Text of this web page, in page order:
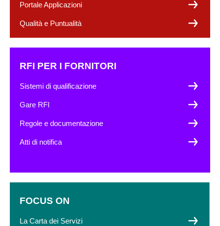
Portale Applicazioni
Qualità e Puntualità
RFI PER I FORNITORI
Sistemi di qualificazione
Gare RFI
Regole e documentazione
Atti di notifica
FOCUS ON
La Carta dei Servizi